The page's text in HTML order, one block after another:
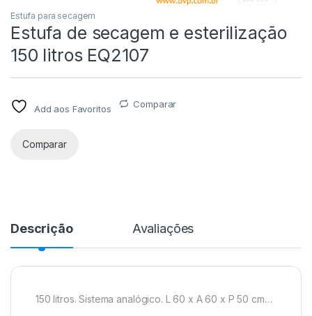
Estufa para secagem
Estufa de secagem e esterilização
150 litros EQ2107
Add aos Favoritos Comparar
Comparar
Descrição Avaliações
150 litros. Sistema analógico. L 60 x A 60 x P 50 cm…